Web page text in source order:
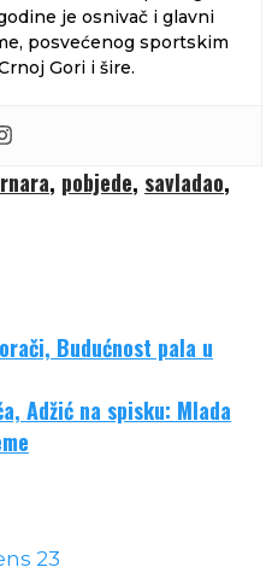
je osnivač i glavni
posvećenog sportskim
Gori i šire.
, pobjede, savladao,
Budućnost pala u
Adžić na spisku: Mlada